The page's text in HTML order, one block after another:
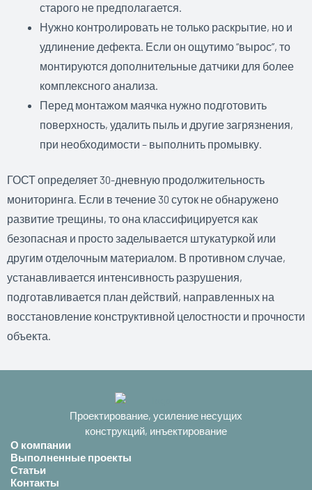
старого не предполагается.
Нужно контролировать не только раскрытие, но и
удлинение дефекта. Если он ощутимо “вырос”, то
монтируются дополнительные датчики для более
комплексного анализа.
Перед монтажом маячка нужно подготовить
поверхность, удалить пыль и другие загрязнения,
при необходимости – выполнить промывку.
ГОСТ определяет 30-дневную продолжительность
мониторинга. Если в течение 30 суток не обнаружено
развитие трещины, то она классифицируется как
безопасная и просто заделывается штукатуркой или
другим отделочным материалом. В противном случае,
устанавливается интенсивность разрушения,
подготавливается план действий, направленных на
восстановление конструктивной целостности и прочности
объекта.
Проектирование, усиление несущих
конструкций, инъектирование
О компании
Выполненные проекты
Статьи
Контакты